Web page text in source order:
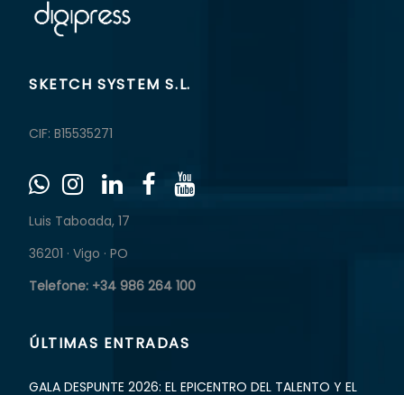
SKETCH SYSTEM S.L.
CIF: B15535271
Luis Taboada, 17
36201 · Vigo · PO
Telefone: +34 986 264 100
ÚLTIMAS ENTRADAS
GALA DESPUNTE 2026: EL EPICENTRO DEL TALENTO Y EL